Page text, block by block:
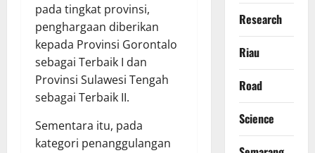
pada tingkat provinsi,
penghargaan diberikan
kepada Provinsi Gorontalo
sebagai Terbaik I dan
Provinsi Sulawesi Tengah
sebagai Terbaik II.
Sementara itu, pada
kategori penanggulangan
Research
Riau
Road
Science